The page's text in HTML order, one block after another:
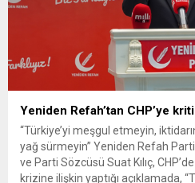
Yeniden Refah’tan CHP’ye
“Türkiye’yi meşgul etmeyin,
yağ sürmeyin” Yeniden Refah
ve Parti Sözcüsü Suat Kılıç,
krizine ilişkin yaptığı açıklamada,